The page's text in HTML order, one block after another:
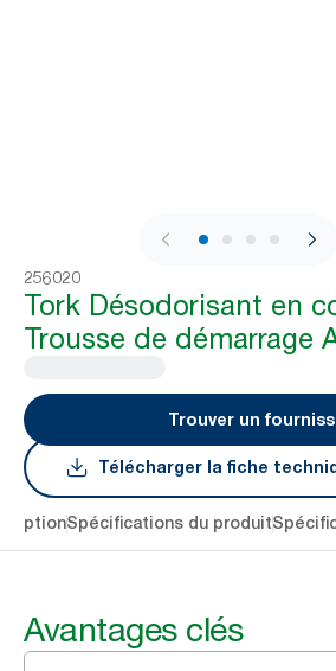
1 / 4
256020
Tork Désodorisant en
Trousse de démarrage
Trouver un
Télécharger la fiche
Spécifications du produit
Avantages clés